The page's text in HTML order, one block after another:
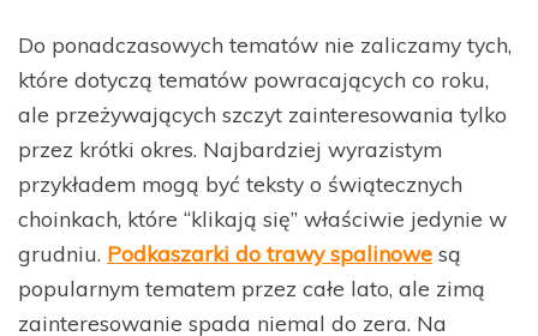
Do ponadczasowych tematów nie zaliczamy tych,
które dotyczą tematów powracających co roku,
ale przeżywających szczyt zainteresowania tylko
przez krótki okres. Najbardziej wyrazistym
przykładem mogą być teksty o świątecznych
choinkach, które “klikają się” właściwie jedynie w
grudniu. Podkaszarki do trawy spalinowe są
popularnym tematem przez całe lato, ale zimą
zainteresowanie spada niemal do zera. Na